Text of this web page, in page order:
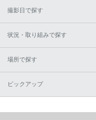
撮影日で探す
状況・取り組みで探す
場所で探す
ピックアップ